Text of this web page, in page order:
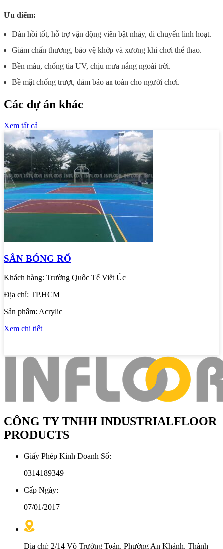
Ưu điểm:
Đàn hồi tốt, hỗ trợ vận động viên bật nhảy, di chuyển linh hoạt.
Giảm chấn thương, bảo vệ khớp và xương khi chơi thể thao.
Bền màu, chống tia UV, chịu mưa nắng ngoài trời.
Bề mặt chống trượt, đảm bảo an toàn cho người chơi.
Các dự án khác
Xem tất cả
SÂN BÓNG RỔ
Khách hàng: Trường Quốc Tế Việt Úc
Địa chỉ: TP.HCM
Sản phẩm: Acrylic
Xem chi tiết
CÔNG TY TNHH INDUSTRIALFLOOR
PRODUCTS
Giấy Phép Kinh Doanh Số:
0314189349
Cấp Ngày:
07/01/2017
Địa chỉ: 2/14 Võ Trường Toản, Phường An Khánh, Thành